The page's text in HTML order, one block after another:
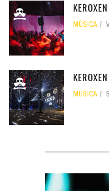
MÚSICA
MÚSICA